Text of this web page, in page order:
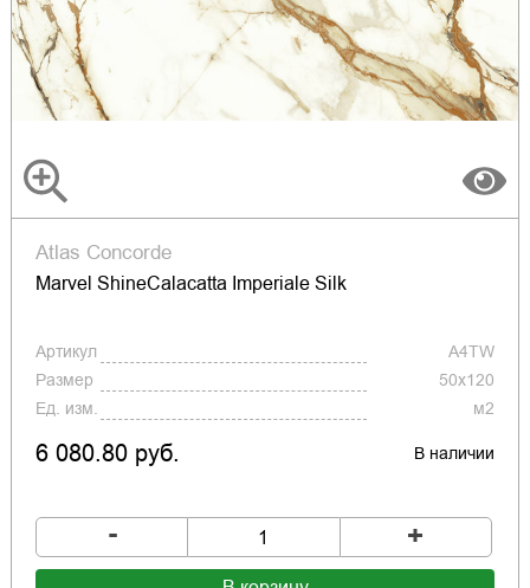
Atlas Concorde
Marvel ShineCalacatta Imperiale Silk
Артикул
A4TW
Размер
50x120
Ед. изм.
м2
6 080.80 руб. В наличии
- +